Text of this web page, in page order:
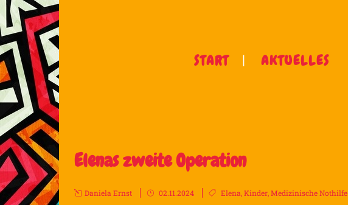
START AKTUELLES
Elenas zweite Operation
Daniela Ernst 02.11.2024 Elena,Kinder,Medizinische Nothilfe